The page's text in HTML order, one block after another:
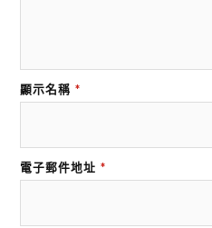
顯示名稱 *
電子郵件地址 *